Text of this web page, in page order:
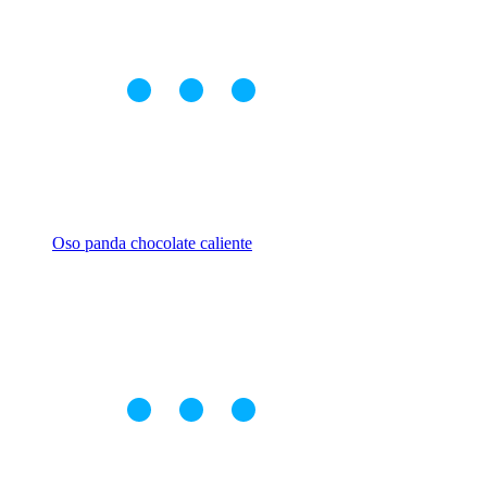
Oso panda chocolate caliente